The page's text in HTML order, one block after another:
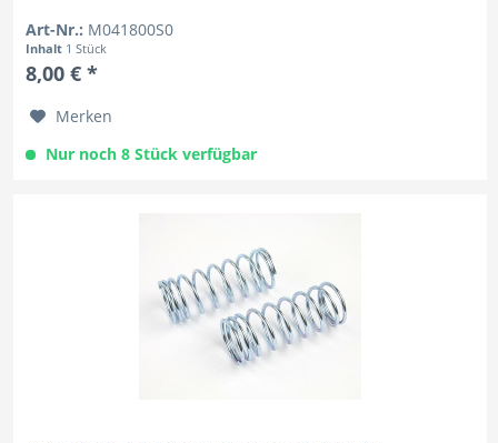
Art-Nr.: M041800S0
Inhalt 1 Stück
8,00 € *
Merken
Nur noch 8 Stück verfügbar